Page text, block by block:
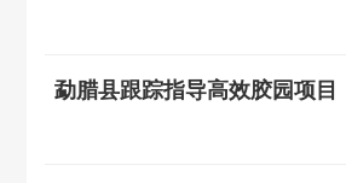
勐腊县跟踪指导高效胶园项目